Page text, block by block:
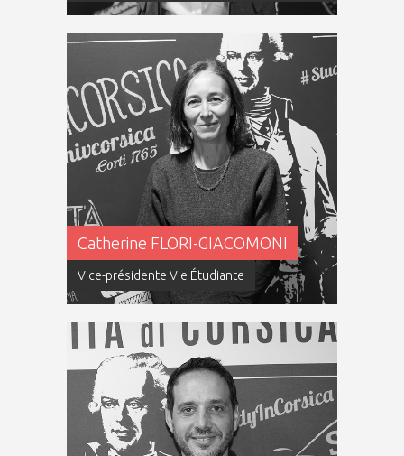
Catherine FLORI-GIACOMONI
Vice-présidente Vie Étudiante